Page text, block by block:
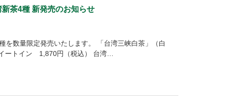
新茶4種 新発売のお知らせ
を数量限定発売いたします。 「台湾三峡白茶」（白
トイン 1,870円（税込） 台湾…